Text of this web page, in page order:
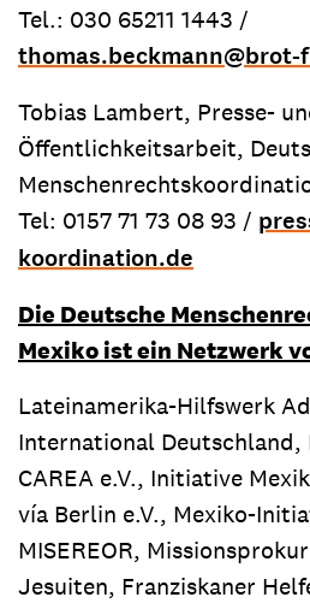
Tel.: 030 65211 1443 /
thomas.beckmann@brot-
Tobias Lambert, Presse-
Öffentlichkeitsarbeit,
Tel: 0157 71 73 08 93 /
koordination.de
Die Deutsche
Mexiko ist ein Netzwerk
Lateinamerika-Hilfswerk
International
CAREA e.V., Initiative
vía Berlin e.V., Mexiko-
MISEREOR,
Jesuiten, Franziskaner